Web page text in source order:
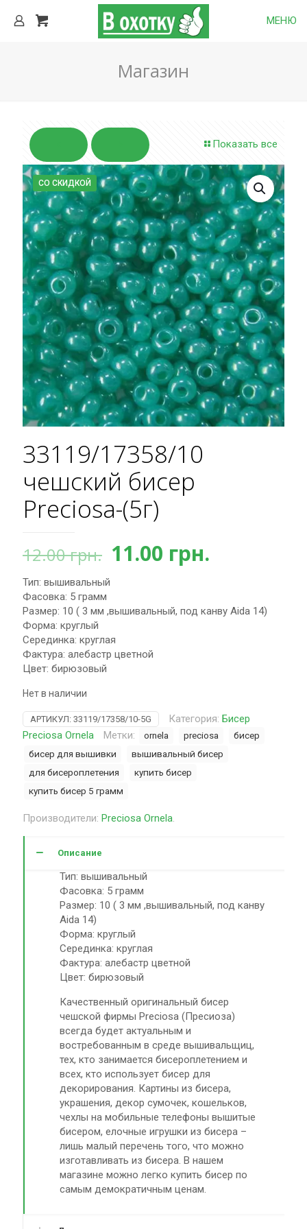
МЕНЮ
Магазин
Показать все
СО СКИДКОЙ
33119/17358/10
чешский бисер
Preciosa-(5г)
12.00грн. Первоначальная
12.00 грн..
11.00 грн.
Тип: вышивальный
Фасовка: 5 грамм
Размер: 10 ( 3 мм ,вышивальный, под канву Aida 14)
Форма: круглый
Серединка: круглая
Фактура: алебастр цветной
Цвет: бирюзовый
Нет в наличии
АРТИКУЛ: 33119/17358/10-5G Категория: Бисер
Preciosa Ornela
Метки: ornela preciosa
бисер
бисер для вышивки
вышивальный бисер
для бисероплетения
купить бисер
купить бисер 5 грамм
Производители: Preciosa Ornela.
Описание
Тип: вышивальный
Фасовка: 5 грамм
Размер: 10 ( 3 мм ,вышивальный, под канву
Aida 14)
Форма: круглый
Серединка: круглая
Фактура: алебастр цветной
Цвет: бирюзовый
Качественный оригинальный бисер
чешской фирмы Preciosa (Пресиоза)
всегда будет актуальным и
востребованным в среде вышивальщиц,
тех, кто занимается бисероплетением и
всех, кто использует бисер для
декорирования. Картины из бисера,
украшения, декор сумочек, кошельков,
чехлы на мобильные телефоны вышитые
бисером, елочные игрушки из бисера –
лишь малый перечень того, что можно
изготавливать из бисера. В нашем
магазине можно легко купить бисер по
самым демократичным ценам.